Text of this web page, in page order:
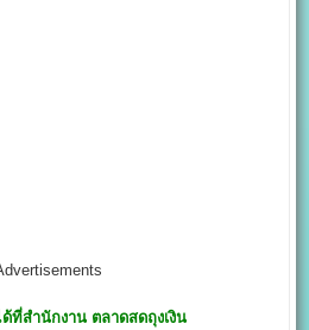
ที่สำนักงาน ตลาดสดถุงเงิน